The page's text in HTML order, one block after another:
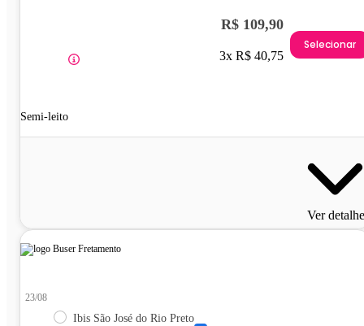
Semi-leito
R$ 109,90
3x R$ 40,75
Selecionar
Ver
23/08
Ibis São José do Rio Preto